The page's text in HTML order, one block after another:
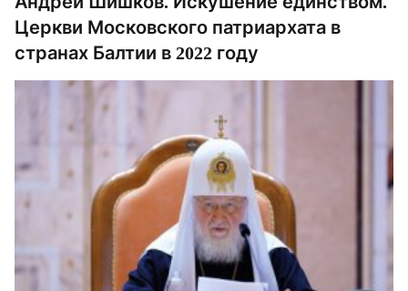
Церкви Московского патриархата в
странах Балтии в 2022 году